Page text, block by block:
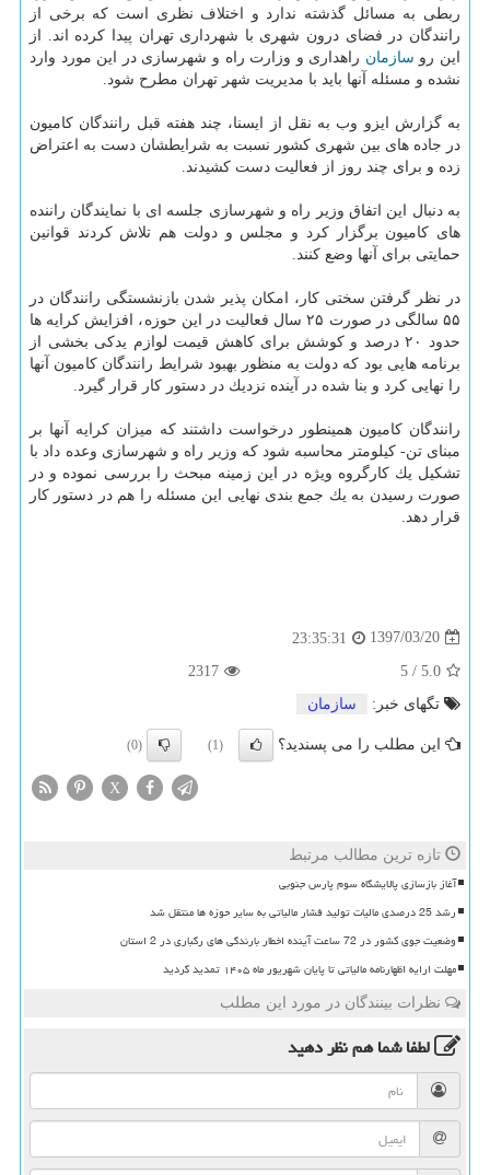
ربطی به مسائل گذشته ندارد و اختلاف نظری است كه برخی از
رانندگان در فضای درون شهری با شهرداری تهران پیدا كرده اند. از
این رو سازمان راهداری و وزارت راه و شهرسازی در این مورد وارد
نشده و مسئله آنها باید با مدیریت شهر تهران مطرح شود.
به گزارش ایزو وب به نقل از ایسنا، چند هفته قبل رانندگان كامیون
در جاده های بین شهری كشور نسبت به شرایطشان دست به اعتراض
زده و برای چند روز از فعالیت دست كشیدند.
به دنبال این اتفاق وزیر راه و شهرسازی جلسه ای با نمایندگان راننده
های كامیون برگزار كرد و مجلس و دولت هم تلاش كردند قوانین
حمایتی برای آنها وضع كنند.
در نظر گرفتن سختی كار، امكان پذیر شدن بازنشستگی رانندگان در
۵۵ سالگی در صورت ۲۵ سال فعالیت در این حوزه، افزایش كرایه ها
حدود ۲۰ درصد و كوشش برای كاهش قیمت لوازم یدكی بخشی از
برنامه هایی بود كه دولت به منظور بهبود شرایط رانندگان كامیون آنها
را نهایی كرد و بنا شده در آینده نزدیك در دستور كار قرار گیرد.
رانندگان كامیون همینطور درخواست داشتند كه میزان كرایه آنها بر
مبنای تن- كیلومتر محاسبه شود كه وزیر راه و شهرسازی وعده داد با
تشكیل یك كارگروه ویژه در این زمینه مبحث را بررسی نموده و در
صورت رسیدن به یك جمع بندی نهایی این مسئله را هم در دستور كار
قرار دهد.
1397/03/20
23:35:31
5.0
/
5
2317
تگهای خبر:
سازمان
این مطلب را می پسندید؟ (1)
(0)
X
تازه ترین مطالب مرتبط
آغاز بازسازی پالایشگاه سوم پارس جنوبی
رشد 25 درصدی مالیات تولید فشار مالیاتی به سایر حوزه ها منتقل شد
وضعیت جوی کشور در 72 ساعت آینده اخطار بارندگی های رگباری در 2 استان
مهلت ارایه اظهارنامه مالیاتی تا پایان شهریور ماه ۱۴۰۵ تمدید گردید
نظرات بینندگان در مورد این مطلب
لطفا شما همنظر دهید